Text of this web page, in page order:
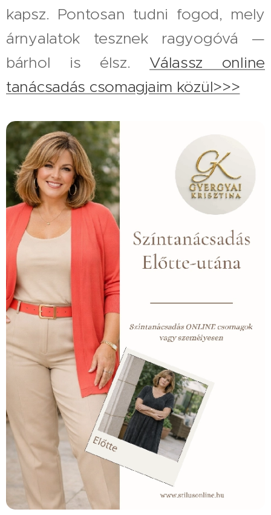
kapsz. Pontosan tudni fogod, mely
árnyalatok tesznek ragyogóvá —
bárhol is élsz. Válassz online
tanácsadás csomagjaim közül>>>